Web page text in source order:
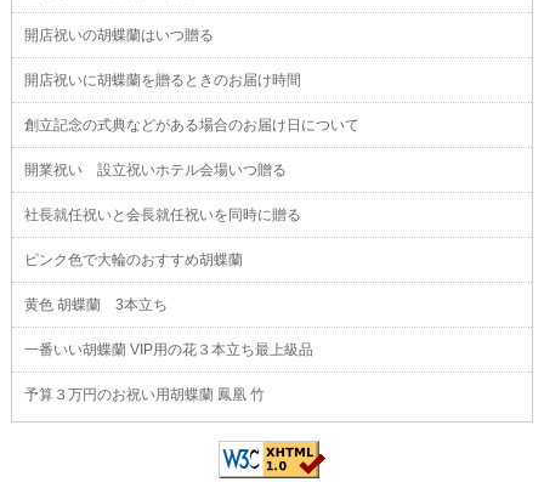
開店祝いの胡蝶蘭はいつ贈る
開店祝いに胡蝶蘭を贈るときのお届け時間
創立記念の式典などがある場合のお届け日について
開業祝い 設立祝いホテル会場いつ贈る
社長就任祝いと会長就任祝いを同時に贈る
ピンク色で大輪のおすすめ胡蝶蘭
黄色 胡蝶蘭 3本立ち
一番いい胡蝶蘭 VIP用の花３本立ち最上級品
予算３万円のお祝い用胡蝶蘭 鳳凰 竹